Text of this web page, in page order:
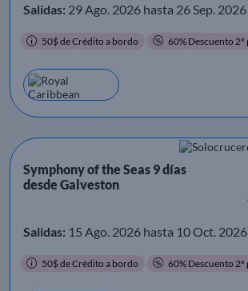
Salidas: 29 Ago. 2026 hasta 26 Sep. 2026
50$ de Crédito a bordo 60% Descuento 2º
Symphony of the Seas 9 días
desde Galveston
Salidas: 15 Ago. 2026 hasta 10 Oct. 2026
50$ de Crédito a bordo 60% Descuento 2º